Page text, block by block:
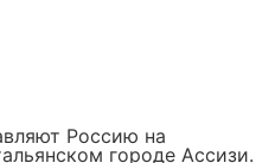
Россию на
городе Ассизи.